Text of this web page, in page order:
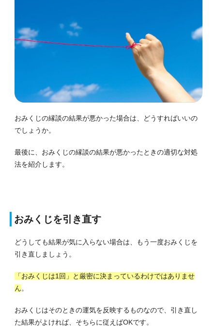
おみくじの縁談の結果が悪かった場合は、どうすればいいの
でしょうか。
最後に、おみくじの縁談の結果が悪かったときの適切な対処
法を紹介します。
おみくじを引き直す
どうしても結果が気に入らない場合は、もう一度おみくじを
引き直しましょう。
「おみくじは1回」と厳密に決まっているわけではありませ
ん。
おみくじはそのときの運気を反映するものなので、引き直し
た結果がよければ、そちらに従えばOKです。